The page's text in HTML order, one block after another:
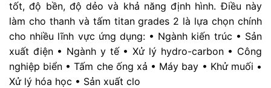
tốt, độ bền, độ dẻo và khả năng định hình. Điều này
làm cho thanh và tấm titan grades 2 là lựa chọn chính
cho nhiều lĩnh vực ứng dụng: • Ngành kiến trúc • Sản
xuất điện • Ngành y tế • Xử lý hydro-carbon • Công
nghiệp biển • Tấm che ống xả • Máy bay • Khử muối •
Xử lý hóa học • Sản xuất clo